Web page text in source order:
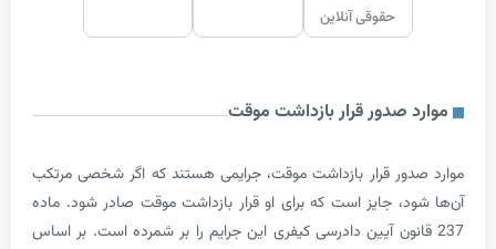
صدور قرار بازداشت موقت
قرار بازداشت موقت، جرایمی هستند که اگر شخصی مرتکب
جایز است که برای او قرار بازداشت موقت صادر شود. ماده
آیین دادرسی کیفری این جرایم را بر شمرده است. بر اساس